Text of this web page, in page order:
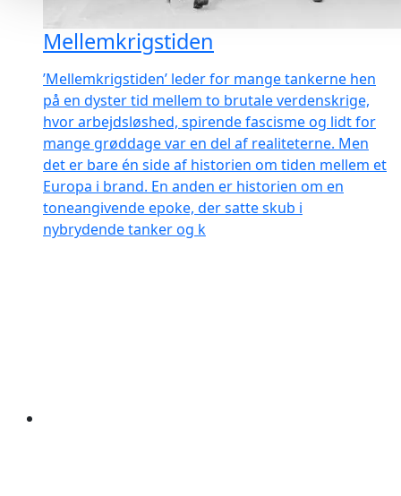
Mellemkrigstiden
’Mellemkrigstiden’ leder for mange tankerne hen
på en dyster tid mellem to brutale verdenskrige,
hvor arbejdsløshed, spirende fascisme og lidt for
mange grøddage var en del af realiteterne. Men
det er bare én side af historien om tiden mellem et
Europa i brand. En anden er historien om en
toneangivende epoke, der satte skub i
nybrydende tanker og k